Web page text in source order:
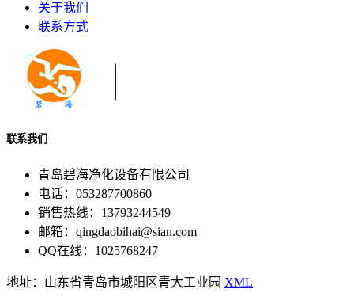
关于我们
联系方式
联系我们
青岛碧海净化设备有限公司
电话：053287700860
销售热线：13793244549
邮箱：qingdaobihai@sian.com
QQ在线：1025768247
地址：山东省青岛市城阳区青大工业园 XML